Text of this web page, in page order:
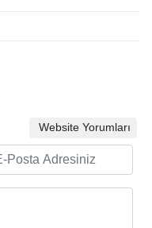
Website Yorumları